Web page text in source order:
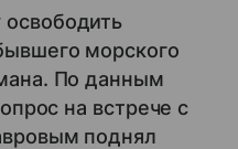
морского
По данным
на встрече с
поднял